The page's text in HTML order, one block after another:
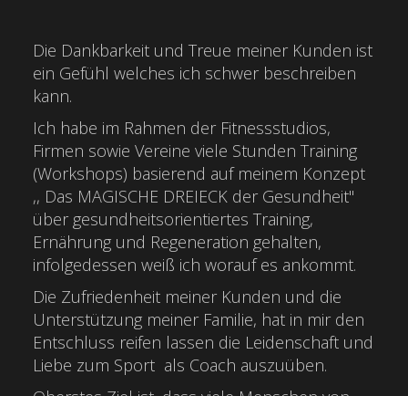
Die Dankbarkeit und Treue meiner Kunden ist
ein Gefühl welches ich schwer beschreiben
kann.
Ich habe im Rahmen der Fitnessstudios,
Firmen sowie Vereine viele Stunden Training
(Workshops) basierend auf meinem Konzept
,, Das MAGISCHE DREIECK der Gesundheit"
über gesundheitsorientiertes Training,
Ernährung und Regeneration gehalten,
infolgedessen weiß ich worauf es ankommt.
Die Zufriedenheit meiner Kunden und die
Unterstützung meiner Familie, hat in mir den
Entschluss reifen lassen die Leidenschaft und
Liebe zum Sport als Coach auszuüben.